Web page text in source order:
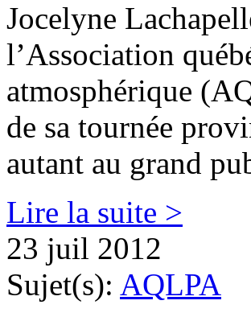
Jocelyne
l’Association
atmosphérique
de sa tournée
autant au grand
Lire la suite >
23 juil 2012
Sujet(s): AQLPA